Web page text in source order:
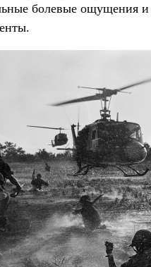
болевые ощущения